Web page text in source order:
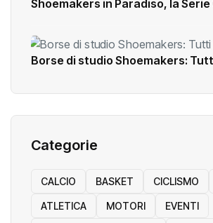
Shoemakers in Paradiso, la Serie
Borse di studio Shoemakers:
Categorie
CALCIO BASKET CICLISMO
ATLETICA MOTORI EVENTI